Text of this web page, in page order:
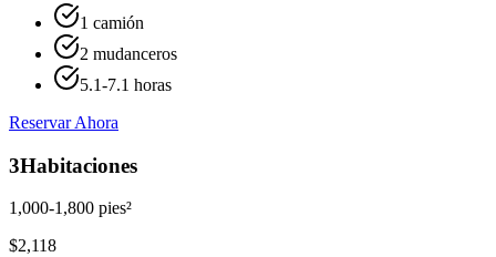
1 camión
2 mudanceros
5.1-7.1 horas
Reservar Ahora
3Habitaciones
1,000-1,800 pies²
$2,118